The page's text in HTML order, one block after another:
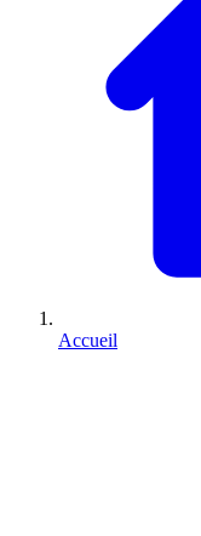
Accueil